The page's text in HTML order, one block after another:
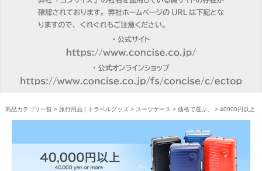
商品カテゴリ一覧 > 旅行用品 | トラベルグッズ> スーツケース > 価格で選ぶ。 > 40000円以上